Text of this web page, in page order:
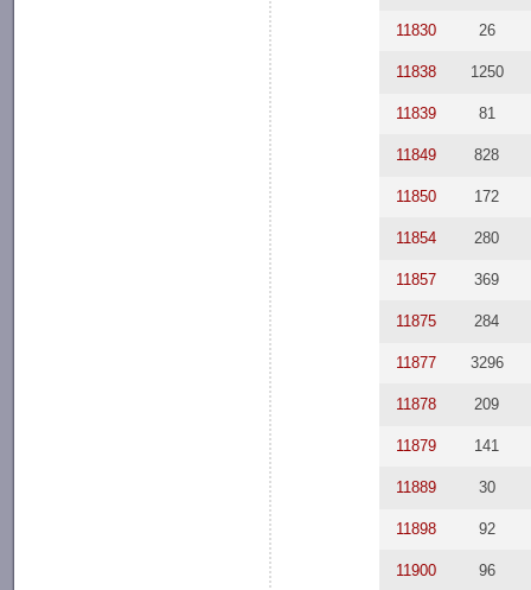
11830 26
11838 1250
11839 81
11849 828
11850 172
11854 280
11857 369
11875 284
11877 3296
11878 209
11879 141
11889 30
11898 92
11900 96